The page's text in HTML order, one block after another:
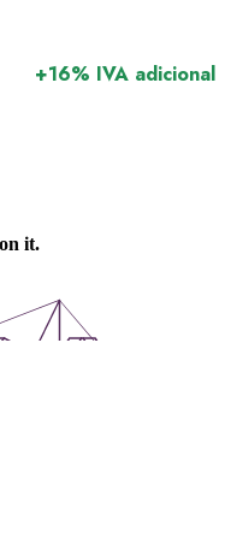
+16% IVA adicional